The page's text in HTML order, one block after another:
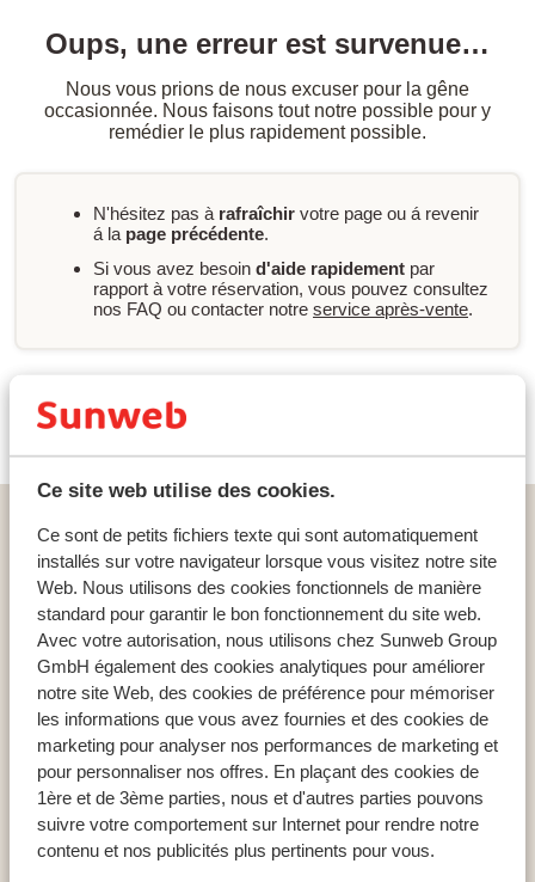
Ce site web utilise des cookies.
Ce sont de petits fichiers texte qui sont automatiquement
installés sur votre navigateur lorsque vous visitez notre site
Web. Nous utilisons des cookies fonctionnels de manière
standard pour garantir le bon fonctionnement du site web.
Avec votre autorisation, nous utilisons chez Sunweb Group
GmbH également des cookies analytiques pour améliorer
notre site Web, des cookies de préférence pour mémoriser
les informations que vous avez fournies et des cookies de
marketing pour analyser nos performances de marketing et
pour personnaliser nos offres. En plaçant des cookies de
1ère et de 3ème parties, nous et d'autres parties pouvons
suivre votre comportement sur Internet pour rendre notre
contenu et nos publicités plus pertinents pour vous.
Oups, une erreur est survenue…
Nous vous prions de nous excuser pour la gêne
occasionnée. Nous faisons tout notre possible pour y
remédier le plus rapidement possible.
N'hésitez pas à rafraîchir votre page ou á revenir
á la page précédente.
Si vous avez besoin d'aide rapidement par
rapport à votre réservation, vous pouvez consultez
nos FAQ ou contacter notre service après-vente.
Nouvelle recherche
Appartements Turcongel
Pays populaires
Espagne
Égypte
Tunisie
Régions populaires